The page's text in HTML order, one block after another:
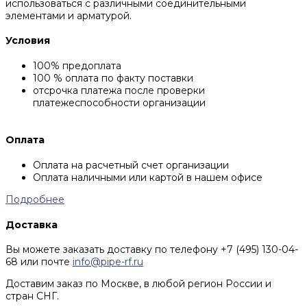
использоваться с различными соединительными
элементами и арматурой.
Условия
100% предоплата
100 % оплата по факту поставки
отсрочка платежа после проверки
платежеспособности организации
Оплата
Оплата на расчетный счет организации
Оплата наличными или картой в нашем офисе
Подробнее
Доставка
Вы можете заказать доставку по телефону +7 (495) 130-04-
68 или почте info@pipe-rf.ru
Доставим заказ по Москве, в любой регион России и
стран СНГ.